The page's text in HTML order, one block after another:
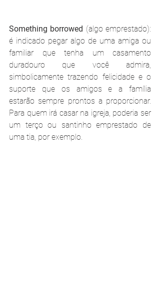
Something borrowed (algo emprestado):
é indicado pegar algo de uma amiga ou
familiar que tenha um casamento
duradouro que você admira,
simbolicamente trazendo felicidade e o
suporte que os amigos e a família
estarão sempre prontos a proporcionar.
Para quem irá casar na igreja, poderia ser
um terço ou santinho emprestado de
uma tia, por exemplo.